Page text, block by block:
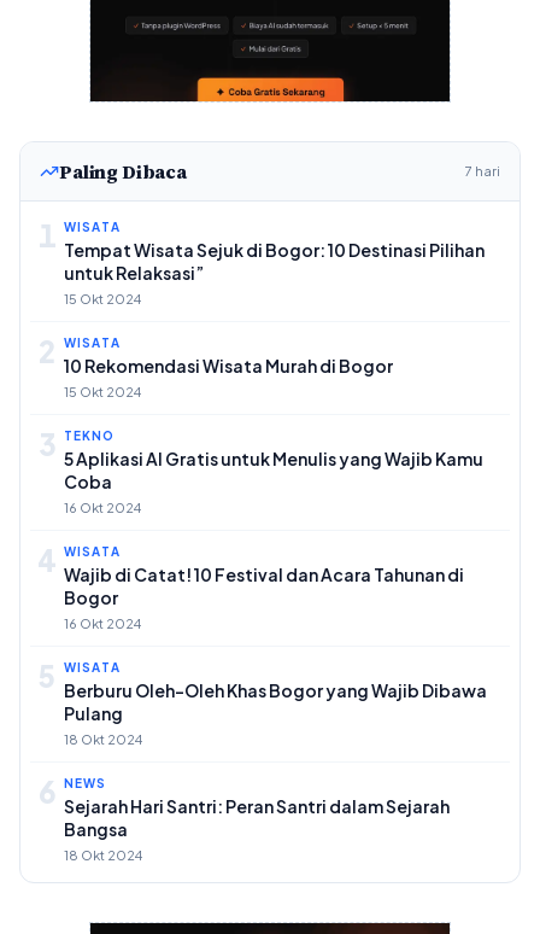
Paling Dibaca 7 hari
1 WISATA
Tempat Wisata Sejuk di Bogor: 10 Destinasi Pilihan
untuk Relaksasi”
15 Okt 2024
2 WISATA
10 Rekomendasi Wisata Murah di Bogor
15 Okt 2024
3 TEKNO
5 Aplikasi AI Gratis untuk Menulis yang Wajib Kamu
Coba
16 Okt 2024
4 WISATA
Wajib di Catat! 10 Festival dan Acara Tahunan di
Bogor
16 Okt 2024
5 WISATA
Berburu Oleh-Oleh Khas Bogor yang Wajib Dibawa
Pulang
18 Okt 2024
6 NEWS
Sejarah Hari Santri: Peran Santri dalam Sejarah
Bangsa
18 Okt 2024